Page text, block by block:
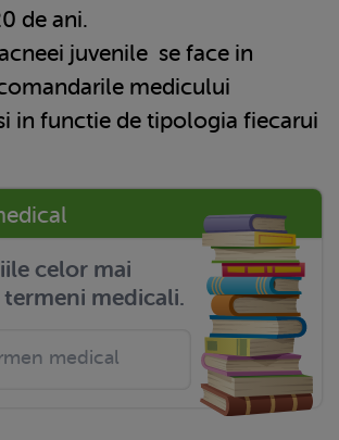
de ani.
juvenile se face in
medicului
in functie de tipologia fiecarui
celor mai
medicali.